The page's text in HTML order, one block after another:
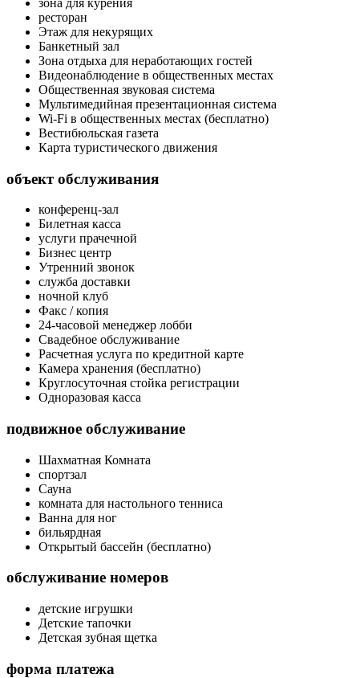
ресторан
Этаж для некурящих
Банкетный зал
Зона отдыха для неработающих гостей
Видеонаблюдение в общественных местах
Общественная звуковая система
Мультимедийная презентационная система
Wi-Fi в общественных местах (бесплатно)
Вестибюльская газета
Карта туристического движения
объект обслуживания
конференц-зал
Билетная касса
услуги прачечной
Бизнес центр
Утренний звонок
служба доставки
ночной клуб
Факс / копия
24-часовой менеджер лобби
Свадебное обслуживание
Расчетная услуга по кредитной карте
Камера хранения (бесплатно)
Круглосуточная стойка регистрации
Одноразовая касса
подвижное обслуживание
Шахматная Комната
спортзал
Сауна
комната для настольного тенниса
Ванна для ног
бильярдная
Открытый бассейн (бесплатно)
обслуживание номеров
детские игрушки
Детские тапочки
Детская зубная щетка
форма платежа